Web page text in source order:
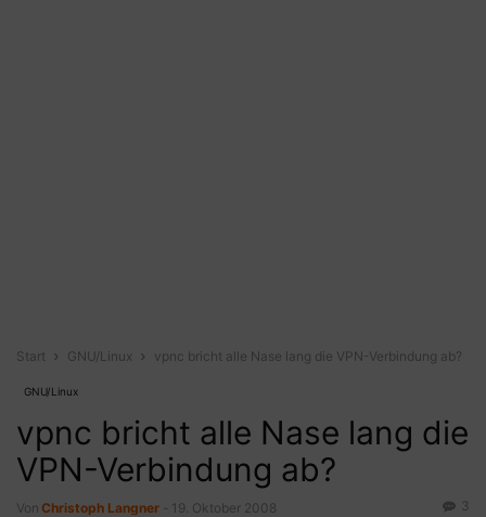
Start GNU/Linux vpnc bricht alle Nase lang die VPN-Verbindung ab?
GNU/Linux
vpnc bricht alle Nase lang die
VPN-Verbindung ab?
Von Christoph Langner 19. Oktober 2008 3